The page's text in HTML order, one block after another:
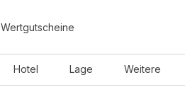
Wertgutscheine
Hotel Lage Weitere